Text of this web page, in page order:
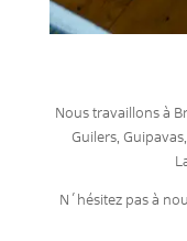
Nous travaillons à
Guilers,
N´hésitez pas à